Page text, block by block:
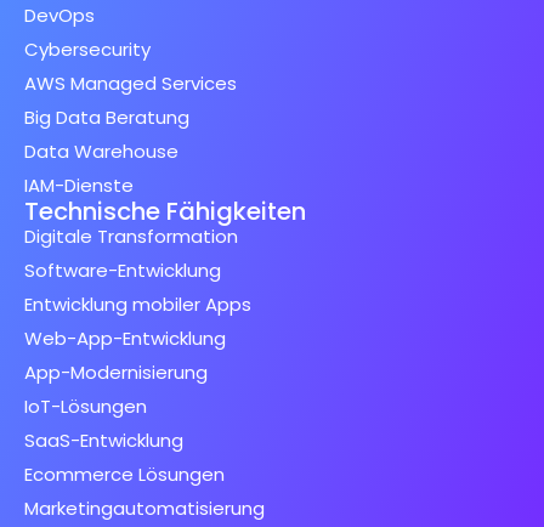
DevOps
Cybersecurity
AWS Managed Services
Big Data Beratung
Data Warehouse
IAM-Dienste
Technische Fähigkeiten
Digitale Transformation
Software-Entwicklung
Entwicklung mobiler Apps
Web-App-Entwicklung
App-Modernisierung
IoT-Lösungen
SaaS-Entwicklung
Ecommerce Lösungen
Marketingautomatisierung